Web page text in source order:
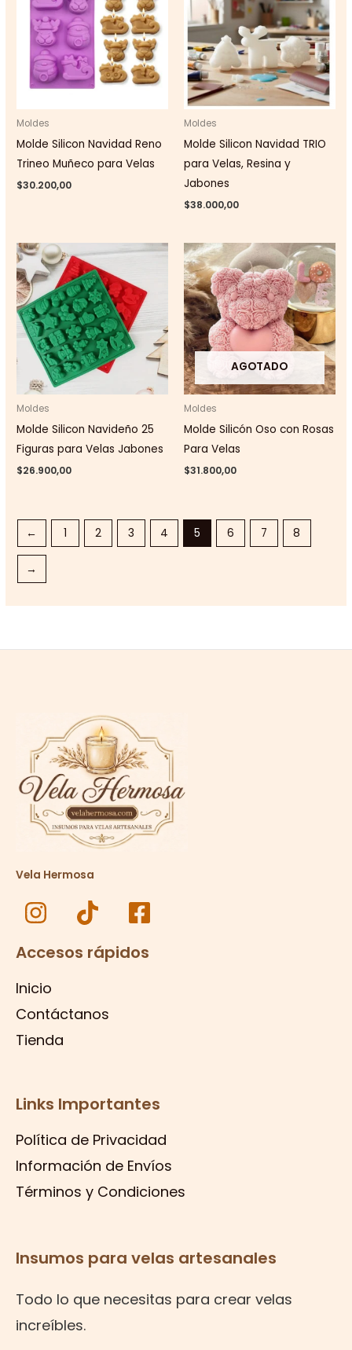
Moldes
Molde Silicon Navidad Reno
Trineo Muñeco para Velas
$30.200,00
Moldes
Molde Silicon Navidad TRIO
para Velas, Resina y
Jabones
$38.000,00
Moldes
Molde Silicon Navideño 25
Figuras para Velas Jabones
$26.900,00
AGOTADO
Moldes
Molde Silicón Oso con Rosas
Para Velas
$31.800,00
← 1 2 3 4 5 6 7 8
→
Vela Hermosa
Accesos rápidos
Inicio
Contáctanos
Tienda
Links Importantes
Política de Privacidad
Información de Envíos
Términos y Condiciones
Insumos para velas artesanales
Todo lo que necesitas para crear velas
increíbles.